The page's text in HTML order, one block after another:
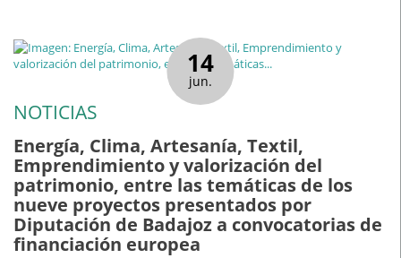
14
jun.
NOTICIAS
Energía, Clima, Artesanía, Textil,
Emprendimiento y valorización del
patrimonio, entre las temáticas de los
nueve proyectos presentados por
Diputación de Badajoz a convocatorias de
financiación europea